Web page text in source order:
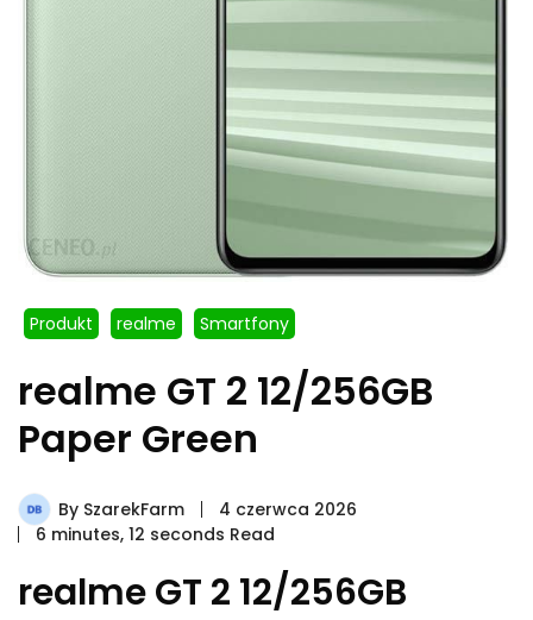
Produkt realme Smartfony
realme GT 2 12/256GB
Paper Green
By SzarekFarm
4 czerwca 2026
6 minutes, 12 seconds Read
realme GT 2 12/256GB